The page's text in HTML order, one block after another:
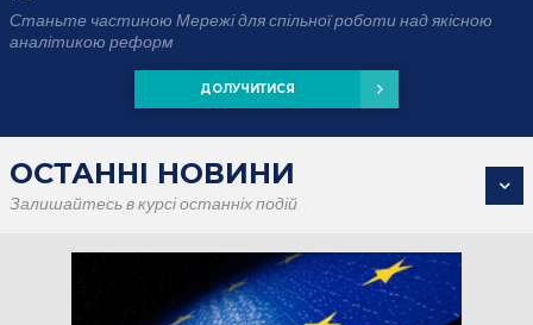
Станьте частиною Мережі для спільної роботи над якісною
аналітикою реформ
ДОЛУЧИТИСЯ
ОСТАННІ НОВИНИ
Залишайтесь в курсі останніх подій